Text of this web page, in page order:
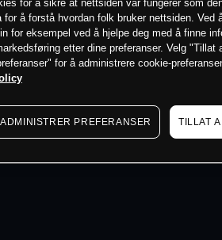
for å sikre at nettsiden vår fungerer som
for å forstå hvordan folk bruker nettsiden. Ved
for eksempel ved å hjelpe deg med å finne
etter dine preferanser. Velg "Tillat
for å administrere cookie-
ADMINISTRER PREFERANSER TILLAT